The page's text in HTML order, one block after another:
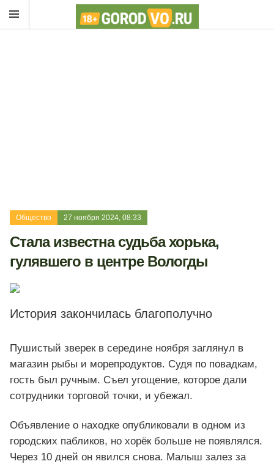
Общество 27 ноября 2024, 08:33
Стала известна судьба хорька,
гулявшего в центре Вологды
История закончилась благополучно
Пушистый зверек в середине ноября заглянул в
магазин рыбы и морепродуктов. Судя по повадкам,
гость был ручным. Съел угощение, которое дали
сотрудники торговой точки, и убежал.
Объявление о находке опубликовали в одном из
городских пабликов, но хорёк больше не появлялся.
Через 10 дней он явился снова. Малыш залез за